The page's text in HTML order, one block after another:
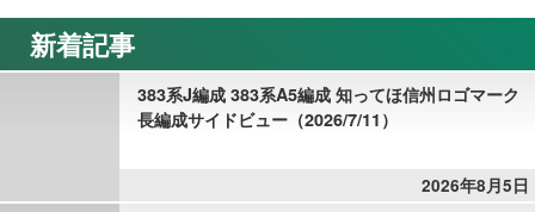
新着記事
383系J編成 383系A5編成 知ってほ信州ロゴマーク
長編成サイドビュー（2026/7/11）
2026年8月5日